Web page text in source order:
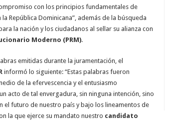
con los principios fundamentales de
la República Dominicana”, además de la búsqueda
la nación y los ciudadanos al sellar su alianza con
Moderno (PRM).
emitidas durante la juramentación, el
informó lo siguiente: “Estas palabras fueron
de la efervescencia y el entusiasmo
acto de tal envergadura, sin ninguna intención, sino
el futuro de nuestro país y bajo los lineamentos de
la que ejerce su mandato nuestro candidato